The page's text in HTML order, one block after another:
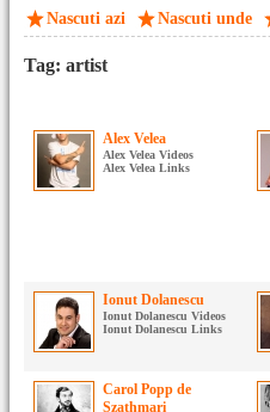
Nascuti azi Nascuti unde
Tag: artist
Alex Velea
Alex Velea Videos
Alex Velea Links
Ionut Dolanescu
Ionut Dolanescu Videos
Ionut Dolanescu Links
Carol Popp de
Szathmari